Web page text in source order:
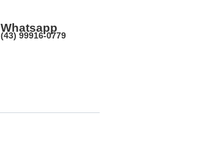
Whatsapp
(43) 99916-0779